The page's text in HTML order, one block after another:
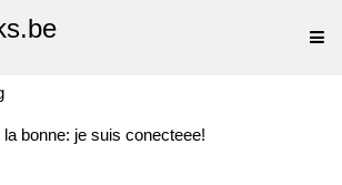
bonne: je suis conecteee!